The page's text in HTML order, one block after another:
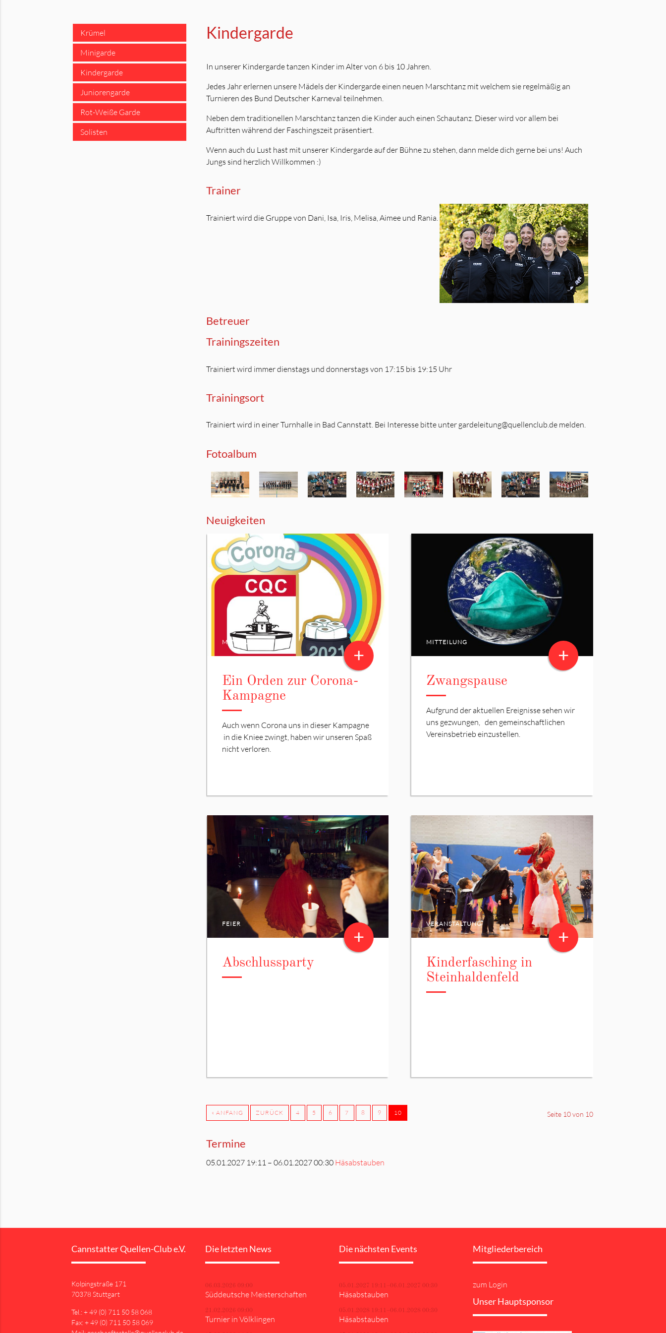
Kindergarde
In unserer Kindergarde tanzen Kinder im Alter von 6 bis 10 Jahren.
Jedes Jahr erlernen unsere Mädels der Kindergarde einen neuen Marschtanz mit welchem sie regelmäßig an
Turnieren des Bund Deutscher Karneval teilnehmen.
Neben dem traditionellen Marschtanz tanzen die Kinder auch einen Schautanz. Dieser wird vor allem bei
Auftritten während der Faschingszeit präsentiert.
Wenn auch du Lust hast mit unserer Kindergarde auf der Bühne zu stehen, dann melde dich gerne bei uns! Auch
Jungs sind herzlich Willkommen :)
Trainer
Trainiert wird die Gruppe von Dani, Isa, Iris, Melisa, Aimee und Rania.
Betreuer
Trainingszeiten
Trainiert wird immer dienstags und donnerstags von 17:15 bis 19:15 Uhr
Trainingsort
Trainiert wird in einer Turnhalle in Bad Cannstatt. Bei Interesse bitte unter gardeleitung@quellenclub.de melden.
Fotoalbum
Neuigkeiten
MITTEILUNG
Ein Orden zur Corona-
Kampagne
Auch wenn Corona uns in dieser Kampagne
in die Kniee zwingt, haben wir unseren Spaß
nicht verloren.
+
MITTEILUNG
Zwangspause
Aufgrund der aktuellen Ereignisse sehen wir
uns gezwungen, den gemeinschaftlichen
Vereinsbetrieb einzustellen.
+
FEIER
Abschlussparty
+
VERANSTALTUNG
Kinderfasching in
Steinhaldenfeld
+
Seite 10 von 10
« ANFANG ZURÜCK 4 5 6 7 8 9 10
Termine
05.01.2027 19:11 – 06.01.2027 00:30 Häsabstauben
Krümel
Minigarde
Kindergarde
Juniorengarde
Rot-Weiße Garde
Solisten
Cannstatter Quellen-Club e.V.
Kolpingstraße 171
70378 Stuttgart
Tel.: + 49 (0) 711 50 58 068
Fax: + 49 (0) 711 50 58 069
Die letzten News
06.03.2026 09:00
Süddeutsche Meisterschaften
21.02.2026 09:00
Turnier in Völklingen
Die nächsten Events
05.01.2027 19:11–06.01.2027 00:30
Häsabstauben
05.01.2028 19:11–06.01.2028 00:30
Häsabstauben
Mitgliederbereich
zum Login
Unser Hauptsponsor